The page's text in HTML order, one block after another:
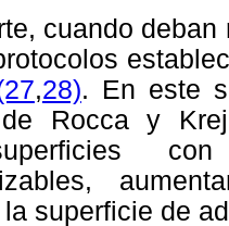
cuando
,28). En este
de Rocca y
superficie de